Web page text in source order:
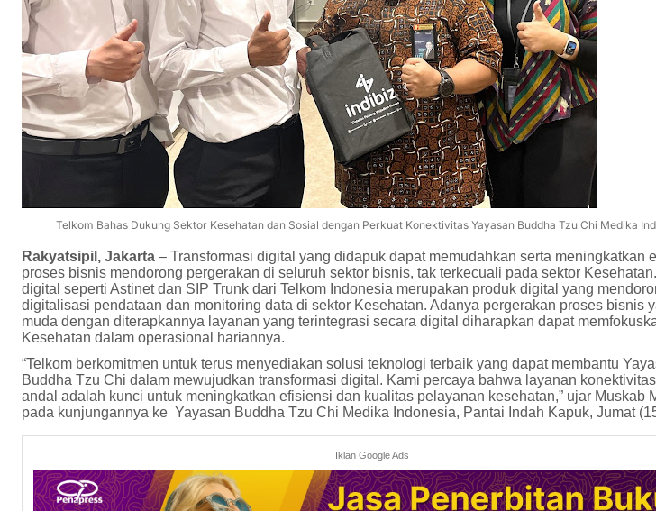
Telkom Bahas Dukung Sektor Kesehatan dan Sosial dengan Perkuat Konektivitas Yayasan Buddha Tzu Chi Medika
Rakyatsipil, Jakarta – Transformasi digital yang didapuk dapat memudahkan serta meningkatkan
proses bisnis mendorong pergerakan di seluruh sektor bisnis, tak terkecuali pada sektor
digital seperti Astinet dan SIP Trunk dari Telkom Indonesia merupakan produk digital yang
digitalisasi pendataan dan monitoring data di sektor Kesehatan. Adanya pergerakan proses bisnis
muda dengan diterapkannya layanan yang terintegrasi secara digital diharapkan dapat
Kesehatan dalam operasional hariannya.
“Telkom berkomitmen untuk terus menyediakan solusi teknologi terbaik yang dapat membantu
Buddha Tzu Chi dalam mewujudkan transformasi digital. Kami percaya bahwa layanan
andal adalah kunci untuk meningkatkan efisiensi dan kualitas pelayanan kesehatan,” ujar Muskab
pada kunjungannya ke Yayasan Buddha Tzu Chi Medika Indonesia, Pantai Indah Kapuk, Jumat
Iklan Google Ads